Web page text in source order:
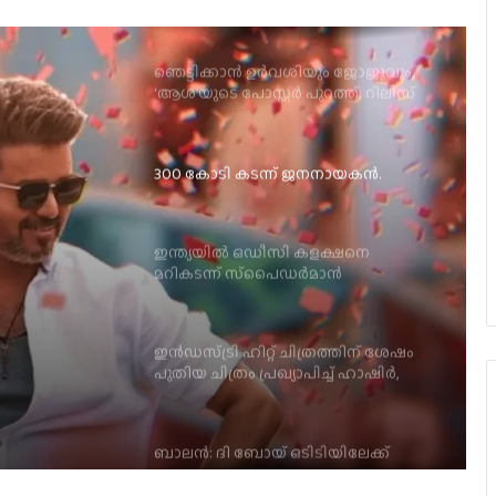
300 കോടി കടന്ന് ജനനായകൻ.
ഇന്ത്യയിൽ ഒഡീസി കളക്ഷനെ
മറികടന്ന് സ്‌പൈഡർമാൻ
ഇൻഡസ്ട്രി ഹിറ്റ് ചിത്രത്തിന് ശേഷം
പുതിയ ചിത്രം പ്രഖ്യാപിച്ച് ഹാഷിർ,
ടൈറ്റിൽ പുറത്ത്
ബാലന്‍: ദി ബോയ് ഒടിടിയിലേക്ക്
ജര്‍മനിയിലെ ഇന്ത്യന്‍ ഫിലിം
ഫെസ്റ്റിവലില്‍ പുരസ്‌കാരനേട്ടവുമായി
ടോവിനോ തോമസ് ചിത്രം ‘നരിവേട്ട’